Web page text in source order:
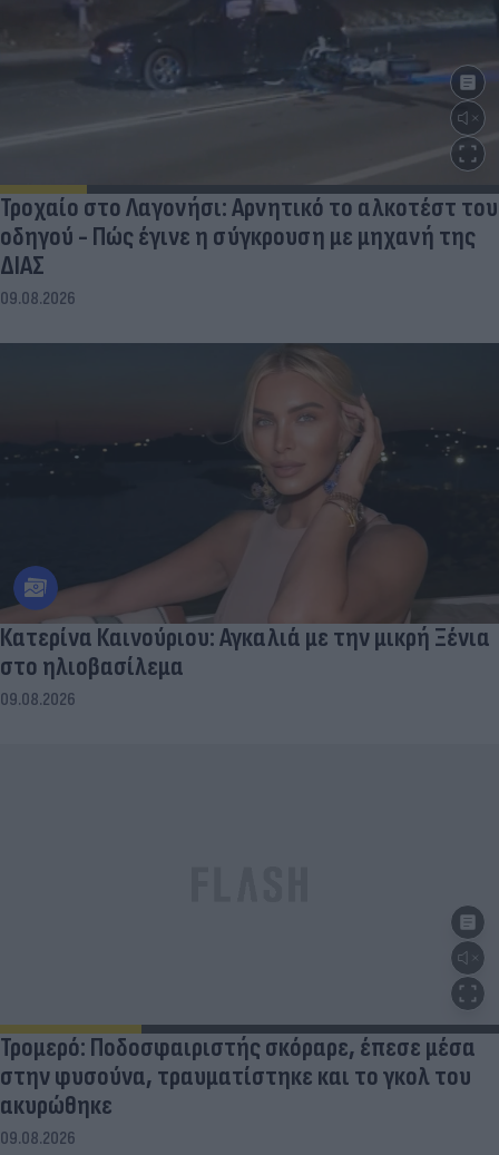
Τροχαίο στο Λαγονήσι: Αρνητικό το αλκοτέστ του
οδηγού - Πώς έγινε η σύγκρουση με μηχανή της
ΔΙΑΣ
09.08.2026
Κατερίνα Καινούριου: Αγκαλιά με την μικρή Ξένια
στο ηλιοβασίλεμα
09.08.2026
Τρομερό: Ποδοσφαιριστής σκόραρε, έπεσε μέσα
στην φυσούνα, τραυματίστηκε και το γκολ του
ακυρώθηκε
09.08.2026